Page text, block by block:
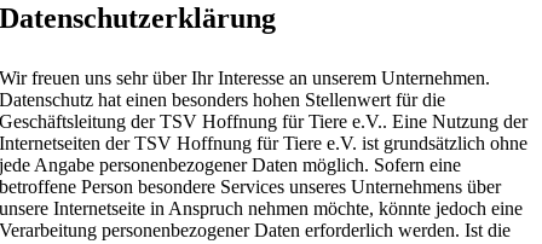
Datenschutzerklärung
Wir freuen uns sehr über Ihr Interesse an unserem Unternehmen.
Datenschutz hat einen besonders hohen Stellenwert für die
Geschäftsleitung der TSV Hoffnung für Tiere e.V.. Eine Nutzung der
Internetseiten der TSV Hoffnung für Tiere e.V. ist grundsätzlich ohne
jede Angabe personenbezogener Daten möglich. Sofern eine
betroffene Person besondere Services unseres Unternehmens über
unsere Internetseite in Anspruch nehmen möchte, könnte jedoch eine
Verarbeitung personenbezogener Daten erforderlich werden. Ist die